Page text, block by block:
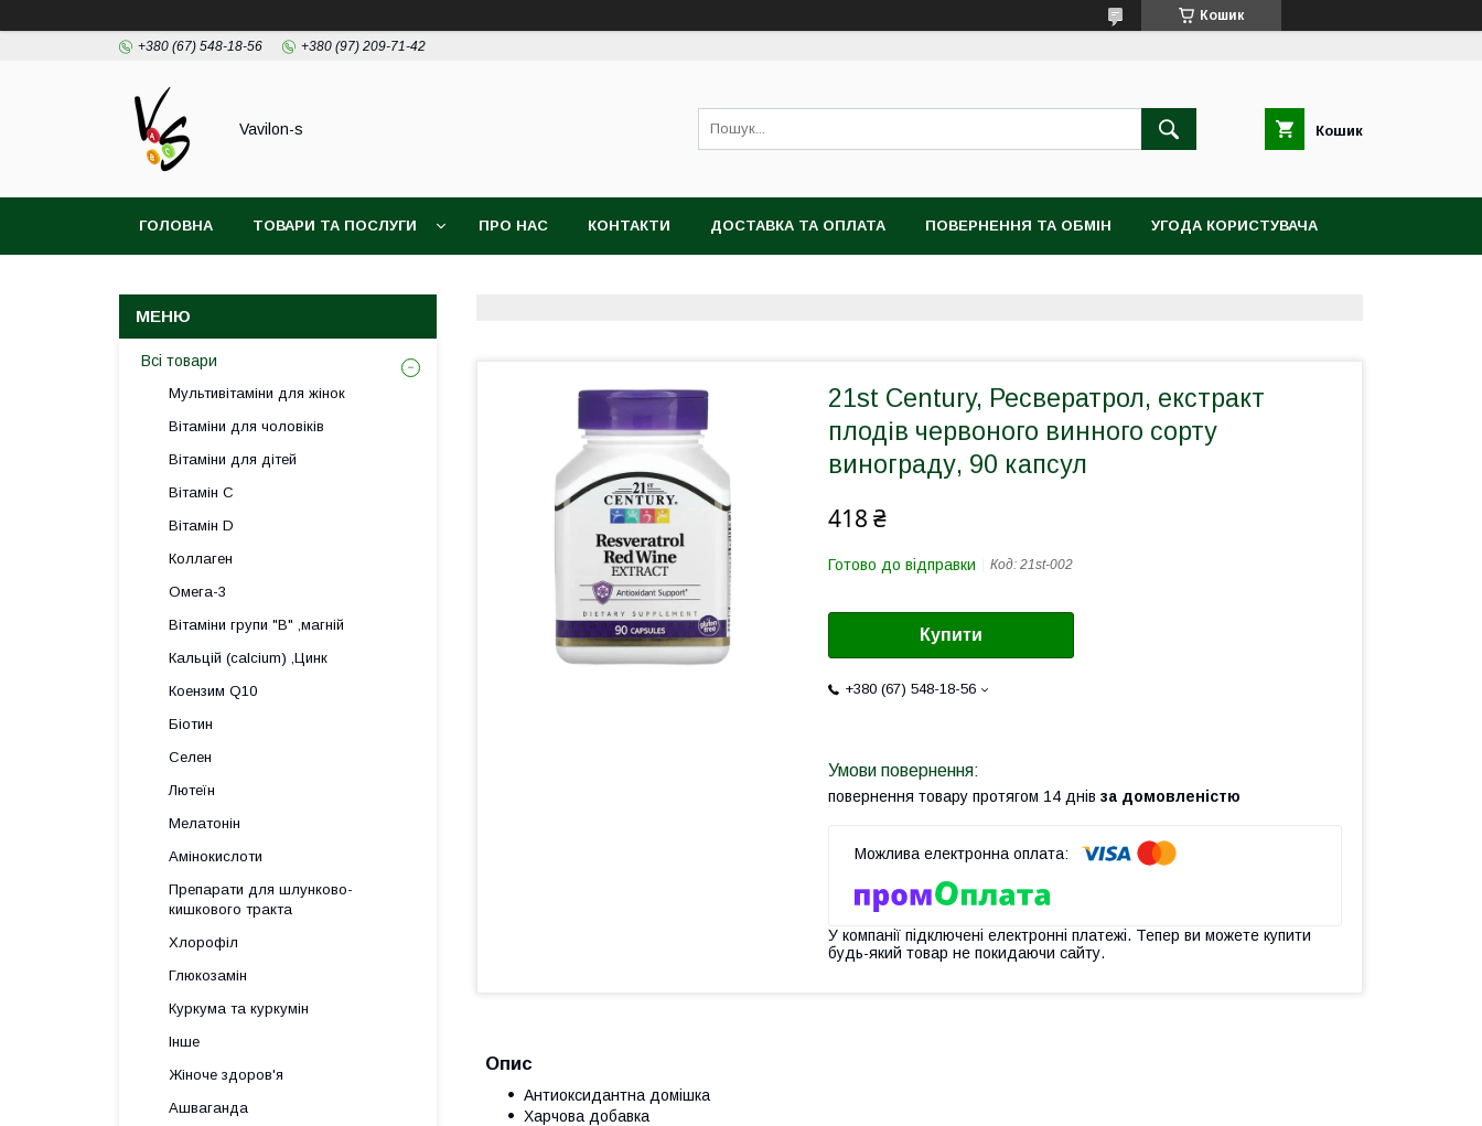
Кошик
+380 (67) 548-18-56 +380 (97) 209-71-42
Vavilon-s Кошик
ГОЛОВНА ТОВАРИ ТА ПОСЛУГИ ПРО НАС КОНТАКТИ ДОСТАВКА ТА ОПЛАТА ПОВЕРНЕННЯ ТА ОБМІН УГОДА КОРИСТУВАЧА
21st Century, Ресвератрол, екстракт
плодів червоного винного сорту
винограду, 90 капсул
418 ₴
Готово до відправки Код: 21st-002
Купити
+380 (67) 548-18-56
повернення товару протягом 14 днів за домовленістю
У компанії підключені електронні платежі. Тепер ви можете купити
будь-який товар не покидаючи сайту.
Опис
Антиоксидантна домішка
Харчова добавка
Всі товари
Мультивітаміни для жінок
Вітаміни для чоловіків
Вітаміни для дітей
Вітамін С
Вітамін D
Коллаген
Омега-3
Вітаміни групи "В" ,магній
Кальцій (calcium) ,Цинк
Коензим Q10
Біотин
Селен
Лютеїн
Мелатонін
Амінокислоти
Препарати для шлунково-
кишкового тракта
Хлорофіл
Глюкозамін
Куркума та куркумін
Інше
Жіноче здоров'я
Ашваганда